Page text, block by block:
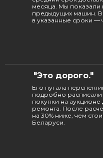
"Это дорого."
Его пугала
подробно расписали
покупки на аукционе
ремонта. После
на 30% ниже, чем
Беларуси.
месяца. Мы показали
предыдущих машин.
в указанные сроки —